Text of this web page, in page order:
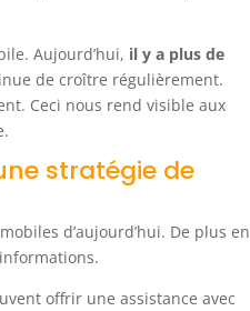
Aujourd’hui, il y a plus de
de croître régulièrement.
Ceci nous rend visible aux
stratégie de
d’aujourd’hui. De plus en
offrir une assistance avec